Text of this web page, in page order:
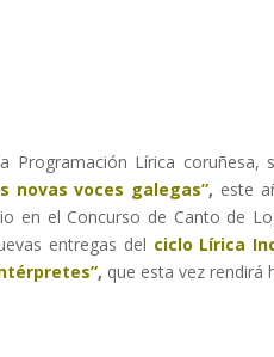
Lírica coruñesa,
novas voces galegas”, este
en el Concurso de Canto de
entregas del ciclo Lírica
, que esta vez rendirá